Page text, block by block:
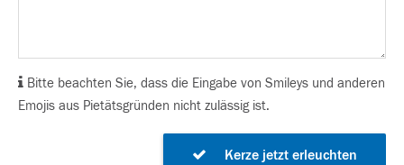
Bitte beachten Sie, dass die Eingabe von Smileys und anderen
Emojis aus Pietätsgründen nicht zulässig ist.
Kerze jetzt erleuchten